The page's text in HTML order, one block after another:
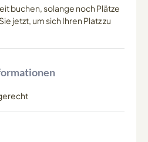
buchen, solange noch Plätze
jetzt, um sich Ihren Platz zu